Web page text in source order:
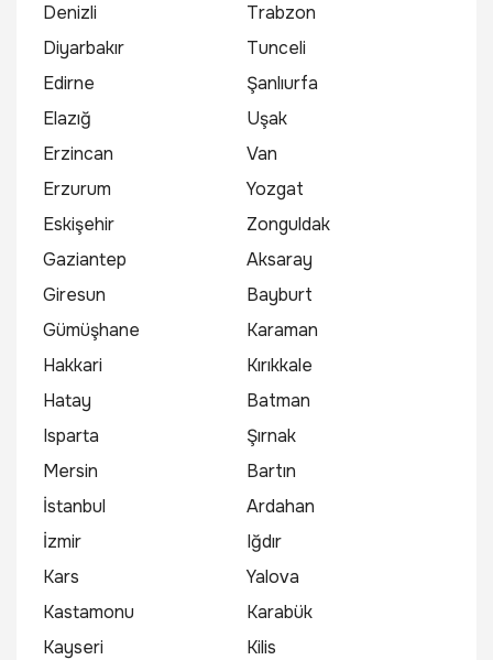
Denizli
Diyarbakır
Edirne
Elazığ
Erzincan
Erzurum
Eskişehir
Gaziantep
Giresun
Gümüşhane
Hakkari
Hatay
Isparta
Mersin
İstanbul
İzmir
Kars
Kastamonu
Kayseri
Trabzon
Tunceli
Şanlıurfa
Uşak
Van
Yozgat
Zonguldak
Aksaray
Bayburt
Karaman
Kırıkkale
Batman
Şırnak
Bartın
Ardahan
Iğdır
Yalova
Karabük
Kilis